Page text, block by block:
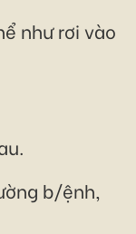
như rơi vào
b/ệnh,